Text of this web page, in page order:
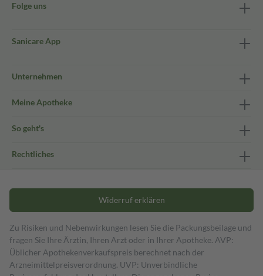
Folge uns
Sanicare App
Unternehmen
Meine Apotheke
So geht's
Rechtliches
Widerruf erklären
Zu Risiken und Nebenwirkungen lesen Sie die Packungsbeilage und
fragen Sie Ihre Ärztin, Ihren Arzt oder in Ihrer Apotheke. AVP:
Üblicher Apothekenverkaufspreis berechnet nach der
Arzneimittelpreisverordnung. UVP: Unverbindliche